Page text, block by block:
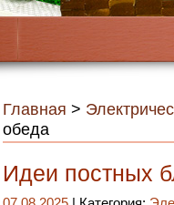
Главная >
обеда
Идеи постных